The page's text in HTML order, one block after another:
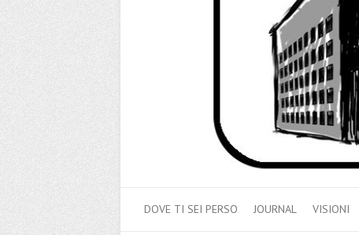
DOVE TI SEI PERSO JOURNAL VISIONI